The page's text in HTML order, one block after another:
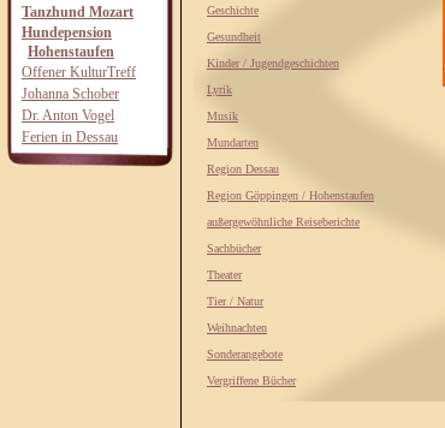
Tanzhund Mozart
Hundepension
Hohenstaufen
Offener KulturTreff
Johanna Schober
Dr. Anton Vogel
Ferien in Dessau
Geschichte
Gesundheit
Kinder / Jugendgeschichten
Lyrik
Musik
Mundarten
Region Dessau
Region Göppingen / Hohenstaufen
außergewöhnliche Reiseberichte
Sachbücher
Theater
Tier / Natur
Weihnachten
Sonderangebote
Vergriffene Bücher